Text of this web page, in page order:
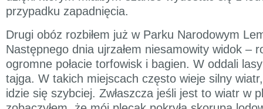
przypadku zapadnięcia.
Drugi obóz rozbiłem już w Parku Narodowym
Następnego dnia ujrzałem niesamowity widok –
ogromne połacie torfowisk i bagien. W oddali
tajga. W takich miejscach często wieje silny
idzie się szybciej. Zwłaszcza jeśli jest to wiatr w